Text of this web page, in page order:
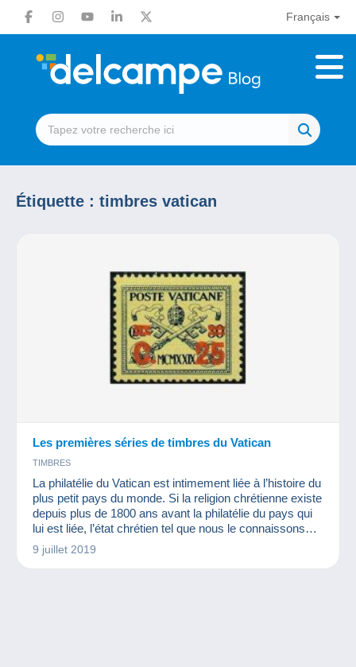
Français
Étiquette : timbres vatican
Les premières séries de timbres du Vatican
TIMBRES
La philatélie du Vatican est intimement liée à l’histoire du
plus petit pays du monde. Si la religion chrétienne existe
depuis plus de 1800 ans avant la philatélie du pays qui
lui est liée, l’état chrétien tel que nous le connaissons
actuellement, date de 1929.
9 juillet 2019